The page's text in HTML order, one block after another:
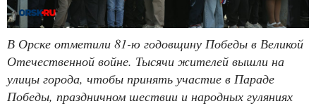
В Орске отметили 81-ю годовщину Победы в Великой
Отечественной войне. Тысячи жителей вышли на
улицы города, чтобы принять участие в Параде
Победы, праздничном шествии и народных гуляниях